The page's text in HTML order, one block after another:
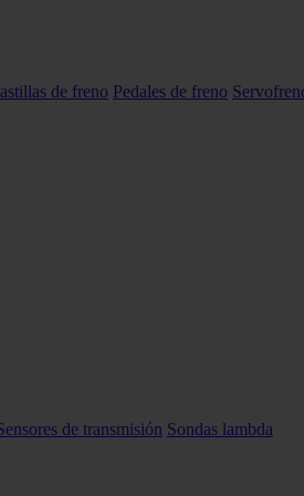
de freno Pedales de freno
de transmisión Sondas lambda